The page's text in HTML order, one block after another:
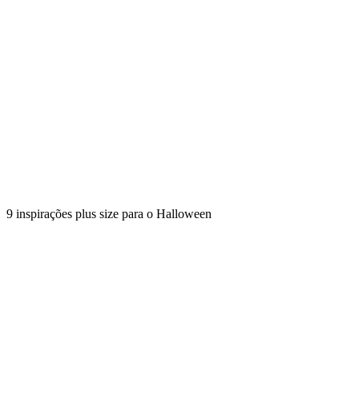
9 inspirações plus size para o Halloween